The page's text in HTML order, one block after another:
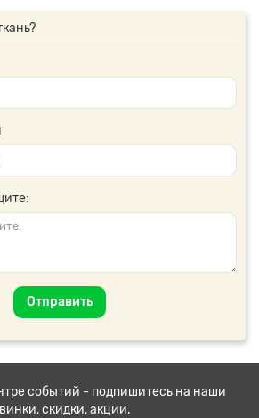
Отправить
событий - подпишитесь на наши
скидки, акции.